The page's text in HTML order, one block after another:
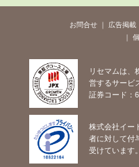
お問合せ 広告掲載
リセマムは、
営するサービ
証券コード：
株式会社イー
者に対して付
受けています。